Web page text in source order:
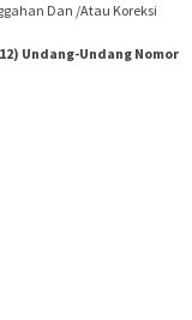
Dan /Atau Koreksi
Undang-Undang Nomor